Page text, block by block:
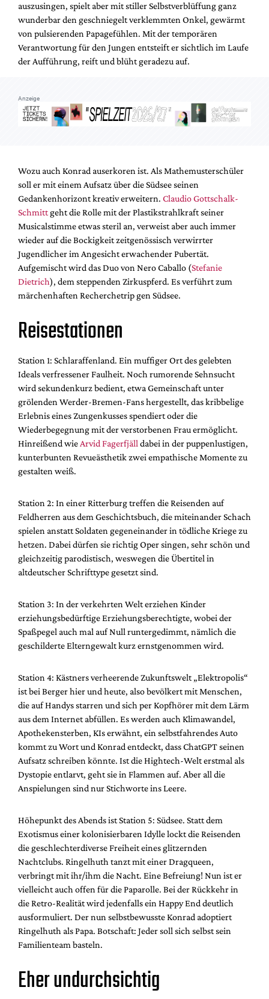
auszusingen, spielt aber mit stiller Selbstverblüffung ganz
wunderbar den geschniegelt verklemmten Onkel, gewärmt
von pulsierenden Papagefühlen. Mit der temporären
Verantwortung für den Jungen entsteift er sichtlich im Laufe
der Aufführung, reift und blüht geradezu auf.
Anzeige
Wozu auch Konrad auserkoren ist. Als Mathemusterschüler
soll er mit einem Aufsatz über die Südsee seinen
Gedankenhorizont kreativ erweitern. Claudio Gottschalk-
Schmitt geht die Rolle mit der Plastikstrahlkraft seiner
Musicalstimme etwas steril an, verweist aber auch immer
wieder auf die Bockigkeit zeitgenössisch verwirrter
Jugendlicher im Angesicht erwachender Pubertät.
Aufgemischt wird das Duo von Nero Caballo (Stefanie
Dietrich), dem steppenden Zirkuspferd. Es verführt zum
märchenhaften Recherchetrip gen Südsee.
Reisestationen
Station 1: Schlaraffenland. Ein muffiger Ort des gelebten
Ideals verfressener Faulheit. Noch rumorende Sehnsucht
wird sekundenkurz bedient, etwa Gemeinschaft unter
grölenden Werder-Bremen-Fans hergestellt, das kribbelige
Erlebnis eines Zungenkusses spendiert oder die
Wiederbegegnung mit der verstorbenen Frau ermöglicht.
Hinreißend wie Arvid Fagerfjäll dabei in der puppenlustigen,
kunterbunten Revueästhetik zwei empathische Momente zu
gestalten weiß.
Station 2: In einer Ritterburg treffen die Reisenden auf
Feldherren aus dem Geschichtsbuch, die miteinander Schach
spielen anstatt Soldaten gegeneinander in tödliche Kriege zu
hetzen. Dabei dürfen sie richtig Oper singen, sehr schön und
gleichzeitig parodistisch, weswegen die Übertitel in
altdeutscher Schrifttype gesetzt sind.
Station 3: In der verkehrten Welt erziehen Kinder
erziehungsbedürftige Erziehungsberechtigte, wobei der
Spaßpegel auch mal auf Null runtergedimmt, nämlich die
geschilderte Elterngewalt kurz ernstgenommen wird.
Station 4: Kästners verheerende Zukunftswelt „Elektropolis“
ist bei Berger hier und heute, also bevölkert mit Menschen,
die auf Handys starren und sich per Kopfhörer mit dem Lärm
aus dem Internet abfüllen. Es werden auch Klimawandel,
Apothekensterben, KIs erwähnt, ein selbstfahrendes Auto
kommt zu Wort und Konrad entdeckt, dass ChatGPT seinen
Aufsatz schreiben könnte. Ist die Hightech-Welt erstmal als
Dystopie entlarvt, geht sie in Flammen auf. Aber all die
Anspielungen sind nur Stichworte ins Leere.
Höhepunkt des Abends ist Station 5: Südsee. Statt dem
Exotismus einer kolonisierbaren Idylle lockt die Reisenden
die geschlechterdiverse Freiheit eines glitzernden
Nachtclubs. Ringelhuth tanzt mit einer Dragqueen,
verbringt mit ihr/ihm die Nacht. Eine Befreiung! Nun ist er
vielleicht auch offen für die Paparolle. Bei der Rückkehr in
die Retro-Realität wird jedenfalls ein Happy End deutlich
ausformuliert. Der nun selbstbewusste Konrad adoptiert
Ringelhuth als Papa. Botschaft: Jeder soll sich selbst sein
Familienteam basteln.
Eher undurchsichtig